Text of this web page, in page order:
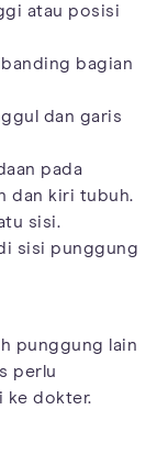
atau posisi
bagian
dan garis
pada
dan kiri tubuh.
sisi.
sisi punggung
punggung lain
perlu
ke dokter.